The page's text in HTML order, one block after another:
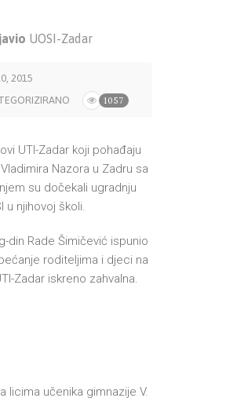
UOSI-Zadar
2015
1057
UTI-Zadar koji pohađaju
Nazora u Zadru sa
su dočekali ugradnju
u njihovoj školi.
din Rade Šimičević ispunio
roditeljima i djeci na
Zadar iskreno zahvalna.
licima učenika gimnazije V.